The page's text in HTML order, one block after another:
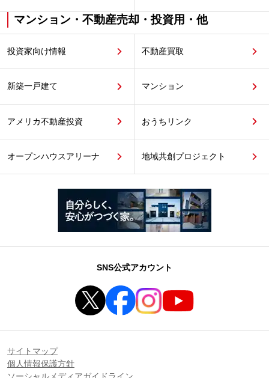
マンション・不動産売却・投資用・他
投資家向け情報 不動産買取
新築一戸建て マンション
アメリカ不動産投資 おうちリンク
オープンハウスアリーナ 地域共創プロジェクト
SNS公式アカウント
サイトマップ
個人情報保護方針